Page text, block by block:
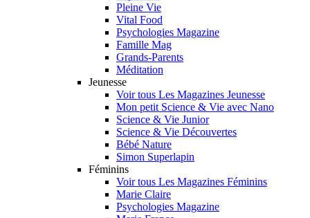
Pleine Vie
Vital Food
Psychologies Magazine
Famille Mag
Grands-Parents
Méditation
Jeunesse
Voir tous Les Magazines Jeunesse
Mon petit Science & Vie avec Nano
Science & Vie Junior
Science & Vie Découvertes
Bébé Nature
Simon Superlapin
Féminins
Voir tous Les Magazines Féminins
Marie Claire
Psychologies Magazine